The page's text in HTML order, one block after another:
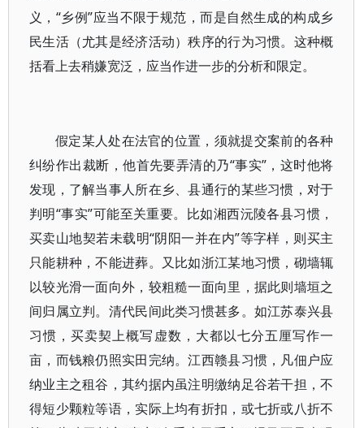
义，“乡例”应当不限于规范，而是自然生成的构成乡
民生活（尤其是经济活动）秩序的行为习惯。这种概
括看上去稍嫌宽泛，应当作进一步的分析和限定。
假定某人处在法官的位置，须就提交案前的各种
纠纷作出裁断，他首先要弄清的乃“事实”，这时他将
发现，了解当事人所在乡、县通行的某些习惯，对于
判明“事实”可能至关重要。比如湘西沅陵各县习惯，
买卖山地契若未载明“阴阳一并在内”等字样，则买主
只能耕种，不能进葬。又比如浙江某地习惯，砌墙辄
以较光滑一面向外，较粗糙一面向里，据此则墙垣之
间归属立判。清代民间此类习惯甚多。如江苏泰兴县
习惯，买卖契上概写虚数，大都以七分五厘写作一
亩，而钱粮仍照实田完纳。江西赣县习惯，凡佃户应
纳业主之租谷，其约据内虽注明缴纳足谷若干担，不
得短少颗粒等语，实际上均有折扣，或七折或八折不